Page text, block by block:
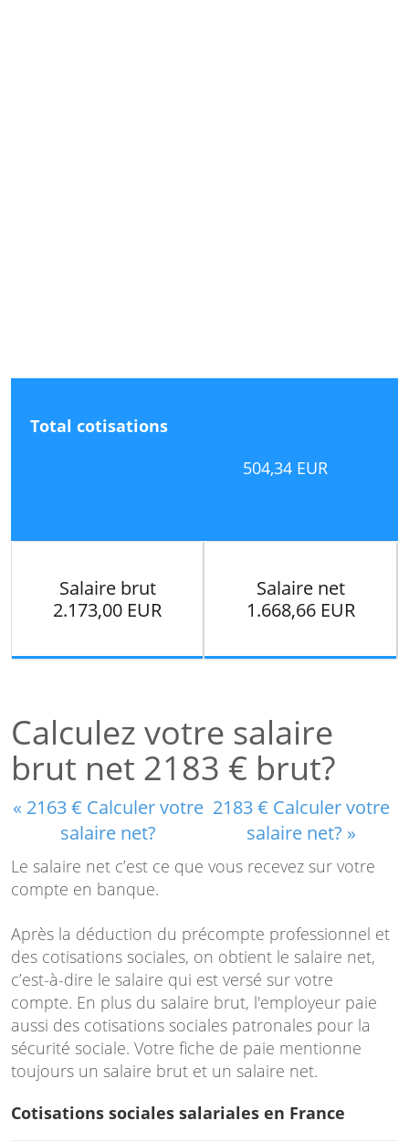
Total cotisations
504,34 EUR
Salaire brut
2.173,00 EUR
Salaire net
1.668,66 EUR
Calculez votre salaire
brut net 2183 € brut?
« 2163 € Calculer votre
salaire net?
2183 € Calculer votre
salaire net? »
Le salaire net c’est ce que vous recevez sur votre
compte en banque.
Après la déduction du précompte professionnel et
des cotisations sociales, on obtient le salaire net,
c’est-à-dire le salaire qui est versé sur votre
compte. En plus du salaire brut, l'employeur paie
aussi des cotisations sociales patronales pour la
sécurité sociale. Votre fiche de paie mentionne
toujours un salaire brut et un salaire net.
Cotisations sociales salariales en France